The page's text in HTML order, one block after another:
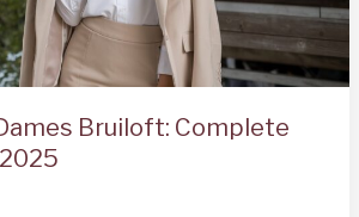
Bruiloft: Complete